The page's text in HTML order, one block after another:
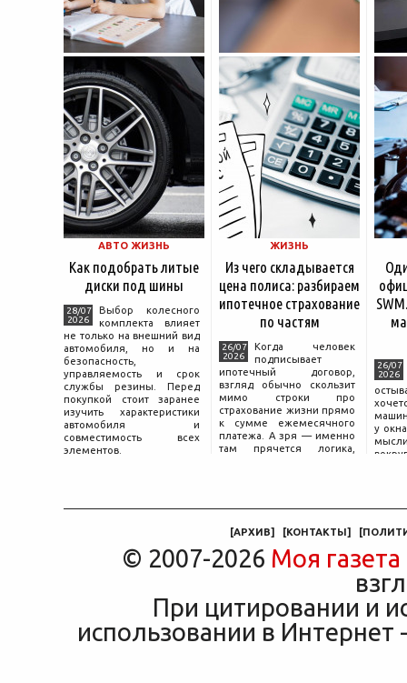
АВТО ЖИЗНЬ
Как подобрать литые
диски под шины
28/07
2026
Выбор колесного
комплекта влияет
не только на внешний вид
автомобиля, но и на
безопасность,
управляемость и срок
службы резины. Перед
покупкой стоит заранее
изучить характеристики
автомобиля и
совместимость всех
элементов.
ЖИЗНЬ
Из чего складывается
цена полиса: разбираем
ипотечное страхование
по частям
26/07
2026
Когда человек
подписывает
ипотечный договор,
взгляд обычно скользит
мимо строки про
страхование жизни прямо
к сумме ежемесячного
платежа. А зря — именно
там прячется логика,
26/07
2026
у
мысли
[АРХИВ] [КОНТАКТЫ] [
© 2007-2026 Моя газета
При цитировании и
использовании в Интернет